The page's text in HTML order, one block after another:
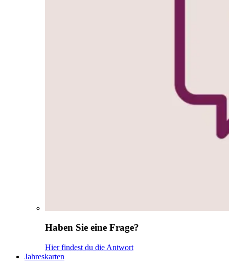
Haben Sie eine Frage?
Hier findest du die Antwort
Jahreskarten